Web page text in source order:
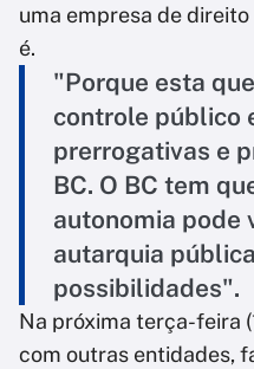
uma empresa de
é.
"Porque esta
controle público
prerrogativas e
BC. O BC tem
autonomia pode
autarquia
possibilidades".
Na próxima terça-feira
com outras entidades,